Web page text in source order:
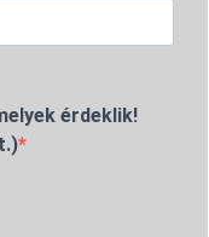
érdeklik!